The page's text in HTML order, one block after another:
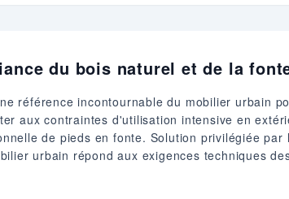
du bois naturel et de la
référence incontournable du mobilier urbain
aux contraintes d'utilisation intensive en
de pieds en fonte. Solution privilégiée
urbain répond aux exigences techniques